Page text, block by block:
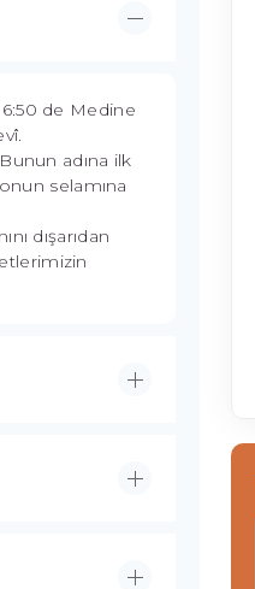
de Medine
adına ilk
selamına
dışarıdan